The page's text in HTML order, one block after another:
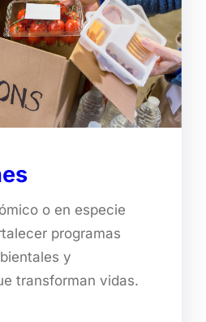
o en especie
programas
y
transforman vidas.